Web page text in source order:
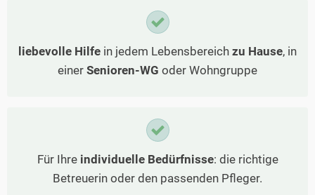
liebevolle Hilfe in jedem Lebensbereich zu Hause, in
einer Senioren-WG oder Wohngruppe
Für Ihre individuelle Bedürfnisse: die richtige
Betreuerin oder den passenden Pfleger.